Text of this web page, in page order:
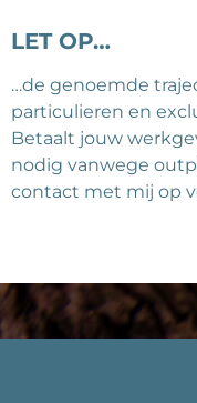
LET OP…
…de genoemde
particulieren en
Betaalt jouw
nodig vanwege
contact met mij op